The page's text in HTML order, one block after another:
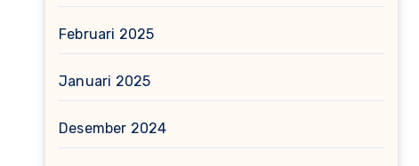
Februari 2025
Januari 2025
Desember 2024